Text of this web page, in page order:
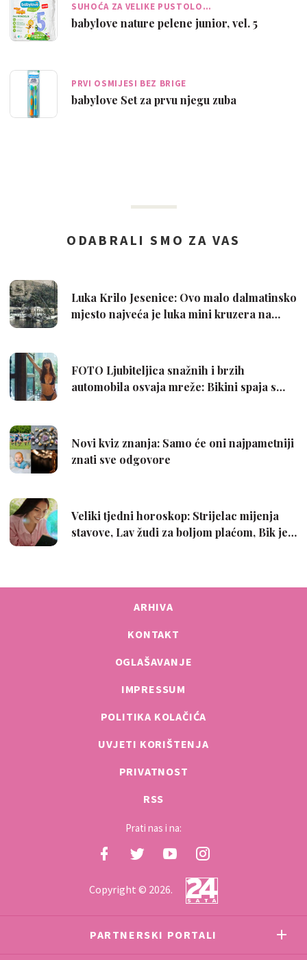
SUHOĆA ZA VELIKE PUSTOLO…
babylove nature pelene junior, vel. 5
PRVI OSMIJESI BEZ BRIGE
babylove Set za prvu njegu zuba
ARHIVA
KONTAKT
OGLAŠAVANJE
IMPRESSUM
POLITIKA KOLAČIĆA
UVJETI KORIŠTENJA
PRIVATNOST
RSS
Prati nas i na:
Copyright © 2026.
PARTNERSKI PORTALI